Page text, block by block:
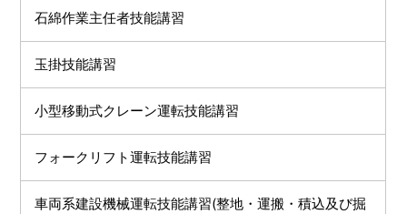
石綿作業主任者技能講習
玉掛技能講習
小型移動式クレーン運転技能講習
フォークリフト運転技能講習
車両系建設機械運転技能講習(整地・運搬・積込及び掘